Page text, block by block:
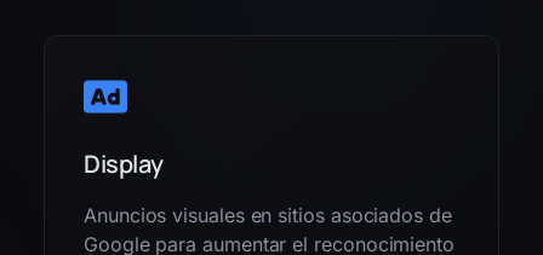
Display
Anuncios visuales en sitios asociados de
Google para aumentar el reconocimiento